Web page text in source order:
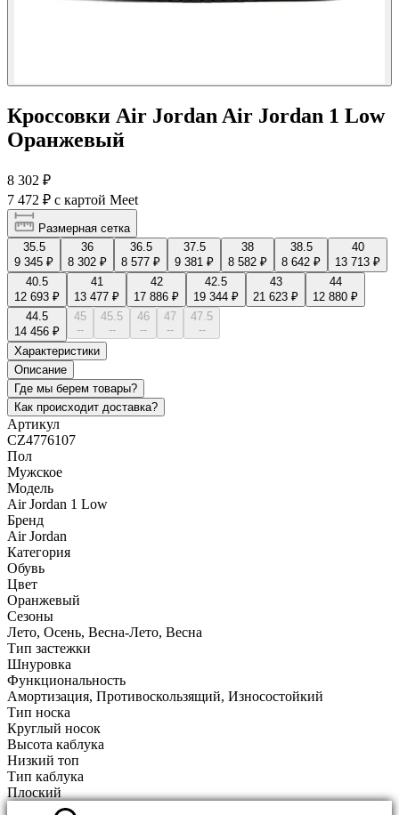
Кроссовки Air Jordan Air Jordan 1 Low
Оранжевый
8 302 ₽
7 472 ₽ с картой Meet
Размерная сетка
35.5
9 345 ₽
36
8 302 ₽
36.5
8 577 ₽
37.5
9 381 ₽
38
8 582 ₽
38.5
8 642 ₽
40
13 713 ₽
40.5
12 693 ₽
41
13 477 ₽
42
17 886 ₽
42.5
19 344 ₽
43
21 623 ₽
44
12 880 ₽
44.5
14 456 ₽
45
--
45.5
--
46
--
47
--
47.5
--
Характеристики
Описание
Где мы берем товары?
Как происходит доставка?
Артикул
CZ4776107
Пол
Мужское
Модель
Air Jordan 1 Low
Бренд
Air Jordan
Категория
Обувь
Цвет
Оранжевый
Сезоны
Лето, Осень, Весна-Лето, Весна
Тип застежки
Шнуровка
Функциональность
Амортизация, Противоскользящий, Износостойкий
Тип носка
Круглый носок
Высота каблука
Низкий топ
Тип каблука
Плоский